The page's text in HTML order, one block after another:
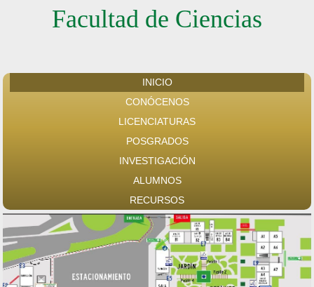
Facultad de Ciencias
INICIO
CONÓCENOS
LICENCIATURAS
POSGRADOS
INVESTIGACIÓN
ALUMNOS
RECURSOS